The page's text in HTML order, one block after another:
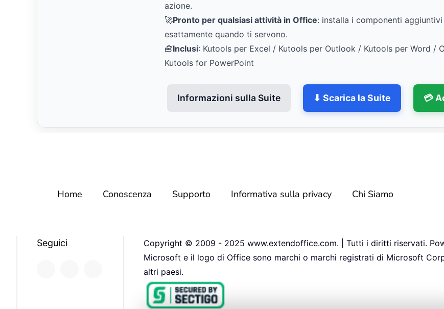
azione.
🚀Pronto per qualsiasi attività in Office: installa i componenti
esattamente quando ti servono.
🧰Inclusi: Kutools per Excel / Kutools per Outlook / Kutools per Word /
Kutools for PowerPoint
Informazioni sulla Suite ⬇ Scarica la Suite 💳
Home Conoscenza Supporto Informativa sulla privacy Chi Siamo
Seguici
Copyright © 2009 - 2025 www.extendoffice.com. | Tutti i diritti riservati.
Microsoft e il logo di Office sono marchi o marchi registrati di Microsoft
altri paesi.